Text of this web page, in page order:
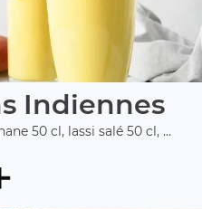
Indiennes
50 cl, lassi salé 50 cl, ...